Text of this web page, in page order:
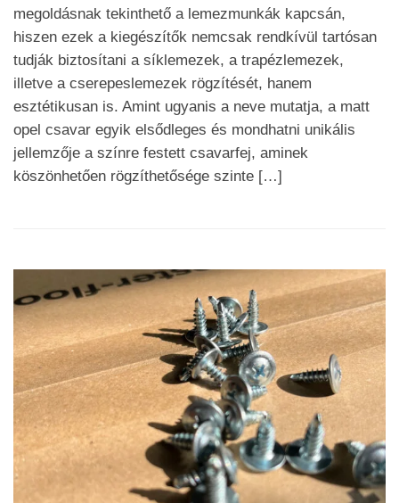
megoldásnak tekinthető a lemezmunkák kapcsán,
hiszen ezek a kiegészítők nemcsak rendkívül tartósan
tudják biztosítani a síklemezek, a trapézlemezek,
illetve a cserepeslemezek rögzítését, hanem
esztétikusan is. Amint ugyanis a neve mutatja, a matt
opel csavar egyik elsődleges és mondhatni unikális
jellemzője a színre festett csavarfej, aminek
köszönhetően rögzíthetősége szinte […]